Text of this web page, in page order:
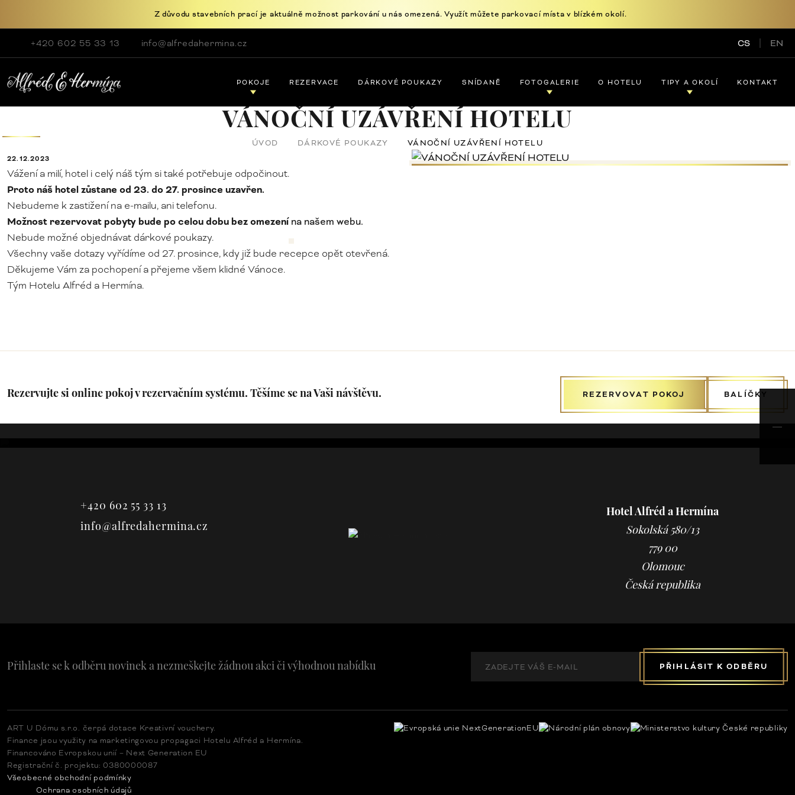
Z důvodu stavebních prací je aktuálně možnost parkování u nás omezená. Využít můžete parkovací místa v blízkém okolí.
+420 602 55 33 13 info@alfredahermina.cz CS EN
POKOJE REZERVACE DÁRKOVÉ POUKAZY SNÍDANĚ FOTOGALERIE O HOTELU TIPY A OKOLÍ KONTAKT
VÁNOČNÍ UZÁVŘENÍ HOTELU
ÚVOD DÁRKOVÉ POUKAZY VÁNOČNÍ UZÁVŘENÍ HOTELU
22.12.2023
Vážení a milí, hotel i celý náš tým si také potřebuje odpočinout.
Proto náš hotel zůstane od 23. do 27. prosince uzavřen.
Nebudeme k zastižení na e-mailu, ani telefonu.
Možnost rezervovat pobyty bude po celou dobu bez omezenína našem webu.
Nebude možné objednávat dárkové poukazy.
Všechny vaše dotazy vyřídíme od 27. prosince, kdy již bude recepce opět otevřená.
Děkujeme Vám za pochopení a přejeme všem klidné Vánoce.
Tým Hotelu Alfréd a Hermína.
Rezervujte si online pokoj v rezervačním systému. Těšíme se na Vaši návštěvu. REZERVOVAT POKOJ BALÍČKY
+420 602 55 33 13
info@alfredahermina.cz
Hotel Alfréd a Hermína
Sokolská 580/13
779 00
Olomouc
Česká republika
Přihlaste se k odběru novinek a nezmeškejte žádnou akci či výhodnou nabídku PŘIHLÁSIT K ODBĚRU
ART U Dómu s.r.o. čerpá dotace Kreativní vouchery.
Finance jsou využity na marketingovou propagaci Hotelu Alfréd a Hermína.
Financováno Evropskou unií – Next Generation EU
Registrační č. projektu: 0380000087
Všeobecné obchodní podmínky
Ochrana osobních údajů